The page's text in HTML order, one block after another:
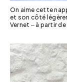
On aime cette
et son côté
Vernet – à partir